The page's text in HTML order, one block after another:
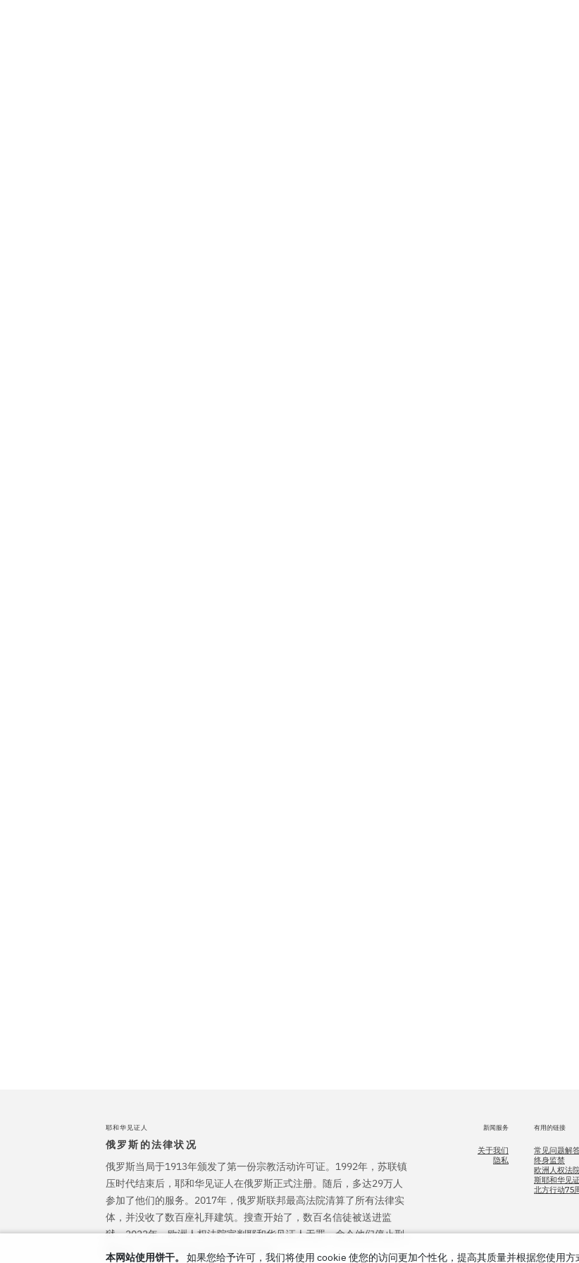
耶和华见证人
俄罗斯的法律状况
俄罗斯当局于1913年颁发了第一份宗教活动许可证。1992年，苏联镇
压时代结束后，耶和华见证人在俄罗斯正式注册。随后，多达29万人
参加了他们的服务。2017年，俄罗斯联邦最高法院清算了所有法律实
体，并没收了数百座礼拜建筑。搜查开始了，数百名信徒被送进监
狱。2022年，欧洲人权法院宣判耶和华见证人无罪，命令他们停止刑
事起诉，并赔偿对他们造成的所有伤害。
新闻服务
关于我们
隐私
有用的链接
常见问题解
终身监禁
欧洲人权法
斯耶和华见
北方行动75
本网站使用饼干。 如果您给予许可，我们将使用 cookie 使您的访问更加个性化，提高其质量并根据您使用